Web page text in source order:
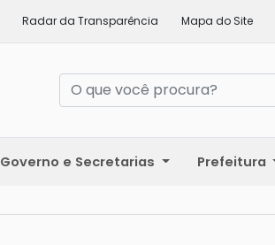
Radar da Transparência Mapa do Site
Governo e Secretarias Prefeitura